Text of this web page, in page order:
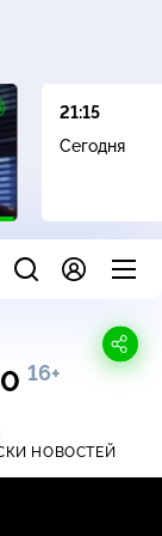
21:15
Сегодня
16+
НОВОСТЕЙ